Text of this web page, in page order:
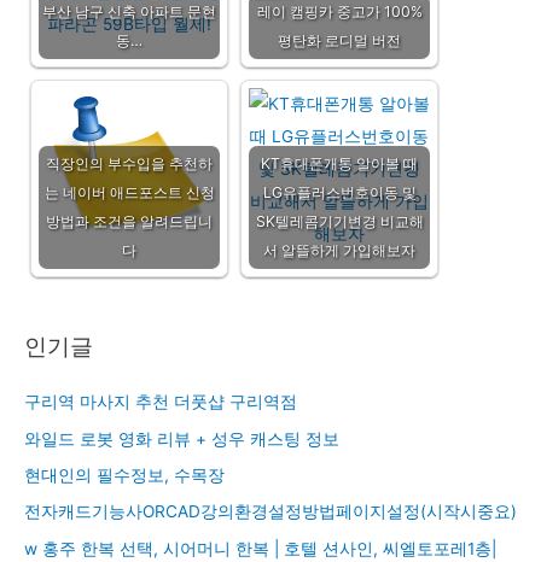
부산 남구 신축 아파트 문현
동…
레이 캠핑카 중고가 100%
평탄화 로디멀 버전
직장인의 부수입을 추천하
는 네이버 애드포스트 신청
방법과 조건을 알려드립니
다
KT휴대폰개통 알아볼 때
LG유플러스번호이동 및
SK텔레콤기기변경 비교해
서 알뜰하게 가입해보자
인기글
구리역 마사지 추천 더풋샵 구리역점
와일드 로봇 영화 리뷰 + 성우 캐스팅 정보
현대인의 필수정보, 수목장
전자캐드기능사ORCAD강의환경설정방법페이지설정(시작시중요)
w 홍주 한복 선택, 시어머니 한복 | 호텔 션사인, 씨엘토포레1층|